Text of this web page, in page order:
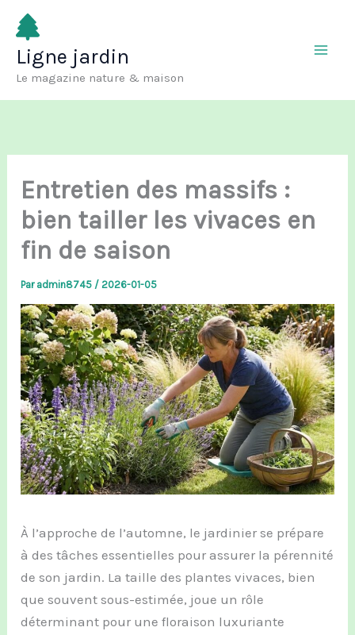
Aller
contenu
Ligne jardin
Le magazine nature & maison
Entretien des massifs :
bien tailler les vivaces en
fin de saison
Par admin8745 /2026-01-05
À l’approche de l’automne, le jardinier se prépare
à des tâches essentielles pour assurer la pérennité
de son jardin. La taille des plantes vivaces, bien
que souvent sous-estimée, joue un rôle
déterminant pour une floraison luxuriante